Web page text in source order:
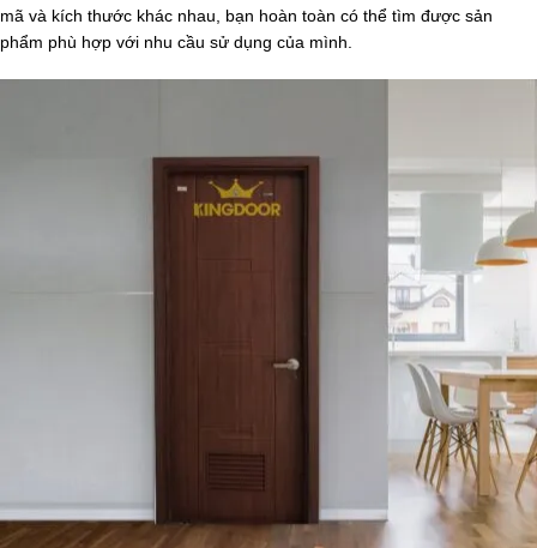
mã và kích thước khác nhau, bạn hoàn toàn có thể tìm được sản
phẩm phù hợp với nhu cầu sử dụng của mình.